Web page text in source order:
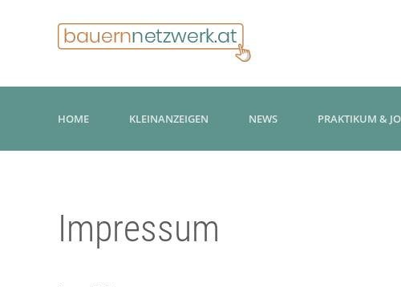
HOME KLEINANZEIGEN NEWS PRAKTIKUM &
Impressum